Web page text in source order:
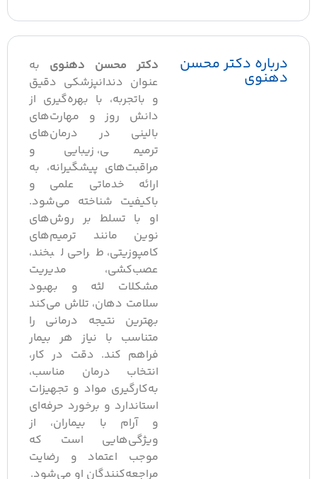
درباره دکتر محسن
دهنوی
دکتر محسن دهنویبه
عنوان دندانپزشکی دقیق
و باتجربه، با بهره‌گیری از
دانش روز و مهارت‌های
بالینی در درمان‌های
ترمیمی، زیبایی و
مراقبت‌های پیشگیرانه، به
ارائه خدماتی علمی و
باکیفیت شناخته می‌شود.
او با تسلط بر روش‌های
نوین مانند ترمیم‌های
کامپوزیتی، طراحی لبخند،
عصب‌کشی، مدیریت
مشکلات لثه و بهبود
سلامت دهان، تلاش می‌کند
بهترین نتیجه درمانی را
متناسب با نیاز هر بیمار
فراهم کند. دقت در کار،
انتخاب درمان مناسب،
به‌کارگیری مواد و تجهیزات
استاندارد و برخورد حرفه‌ای
و آرام با بیماران، از
ویژگی‌هایی است که
موجب اعتماد و رضایت
مراجعه‌کنندگان او می‌شود.